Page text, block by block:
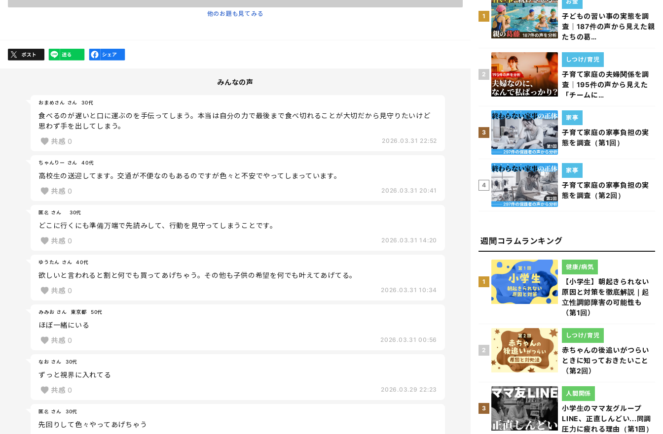
他のお題も見てみる
みんなの声
おまめさん さん 30代
食べるのが遅いと口に運ぶのを手伝ってしまう。本当は自分の力で最後まで食べ切れることが大切だから見守りたいけど
思わず手を出してしまう。
共感 0 2026.03.31 22:52
ちゃんりー さん 40代
高校生の送迎してます。交通が不便なのもあるのですが色々と不安でやってしまっています。
共感 0 2026.03.31 20:41
匿名 さん 30代
どこに行くにも準備万端で先読みして、行動を見守ってしまうことです。
共感 0 2026.03.31 14:20
ゆうたん さん 40代
欲しいと言われると割と何でも買ってあげちゃう。その他も子供の希望を何でも叶えてあげてる。
共感 0 2026.03.31 10:34
みみお さん 東京都 50代
ほぼ一緒にいる
共感 0 2026.03.31 00:56
なお さん 30代
ずっと視界に入れてる
共感 0 2026.03.29 22:23
匿名 さん 30代
先回りして色々やってあげちゃう
1
子どもの習い事の実態を調
査｜187件の声から見えた親
たちの葛…
2
子育て家庭の夫婦関係を調
査｜195件の声から見えた
「チームに…
しつけ/育児
3
子育て家庭の家事負担の実
態を調査（第1回）
家事
4
子育て家庭の家事負担の実
態を調査（第2回）
家事
週間コラムランキング
1
【小学生】朝起きられない
原因と対策を徹底解説｜起
立性調節障害の可能性も
（第1回）
健康/病気
2
赤ちゃんの後追いがつらい
ときに知っておきたいこと
（第2回）
しつけ/育児
3
小学生のママ友グループ
LINE、正直しんどい...同調
圧力に疲れる理由（第1回）
人間関係